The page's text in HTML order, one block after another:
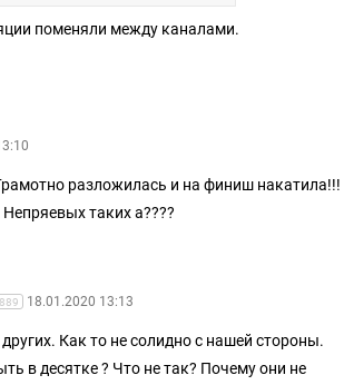
поменяли между каналами.
разложилась и на финиш накатила!!!
таких а????
18.01.2020 13:13
Как то не солидно с нашей стороны.
в десятке ? Что не так? Почему они не